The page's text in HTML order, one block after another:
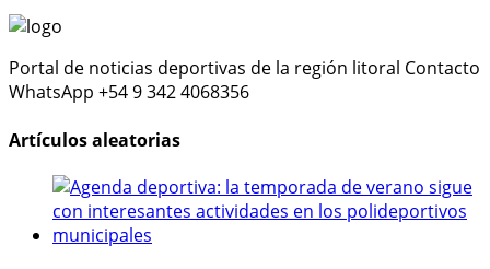
Portal de noticias deportivas de la región litoral Contacto
WhatsApp +54 9 342 4068356
Artículos aleatorias